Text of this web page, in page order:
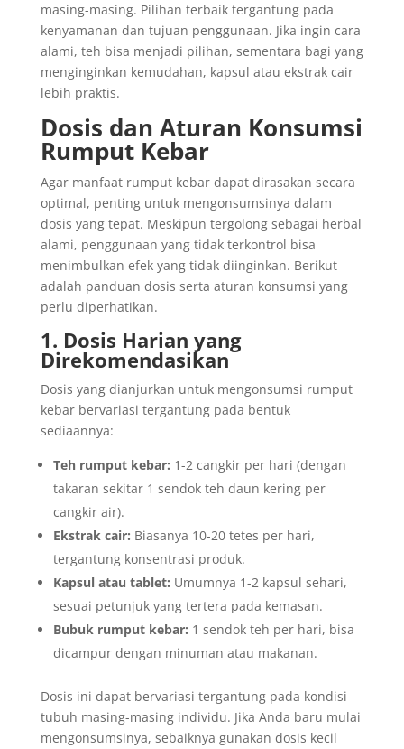
masing-masing. Pilihan terbaik tergantung pada
kenyamanan dan tujuan penggunaan. Jika ingin cara
alami, teh bisa menjadi pilihan, sementara bagi yang
menginginkan kemudahan, kapsul atau ekstrak cair
lebih praktis.
Dosis dan Aturan Konsumsi
Rumput Kebar
Agar manfaat rumput kebar dapat dirasakan secara
optimal, penting untuk mengonsumsinya dalam
dosis yang tepat. Meskipun tergolong sebagai herbal
alami, penggunaan yang tidak terkontrol bisa
menimbulkan efek yang tidak diinginkan. Berikut
adalah panduan dosis serta aturan konsumsi yang
perlu diperhatikan.
1. Dosis Harian yang
Direkomendasikan
Dosis yang dianjurkan untuk mengonsumsi rumput
kebar bervariasi tergantung pada bentuk
sediaannya:
Teh rumput kebar: 1-2 cangkir per hari (dengan
takaran sekitar 1 sendok teh daun kering per
cangkir air).
Ekstrak cair: Biasanya 10-20 tetes per hari,
tergantung konsentrasi produk.
Kapsul atau tablet: Umumnya 1-2 kapsul sehari,
sesuai petunjuk yang tertera pada kemasan.
Bubuk rumput kebar: 1 sendok teh per hari, bisa
dicampur dengan minuman atau makanan.
Dosis ini dapat bervariasi tergantung pada kondisi
tubuh masing-masing individu. Jika Anda baru mulai
mengonsumsinya, sebaiknya gunakan dosis kecil